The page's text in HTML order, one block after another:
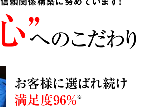
”
へのこだわり
お客様に選ばれ続け
満足度96% ※